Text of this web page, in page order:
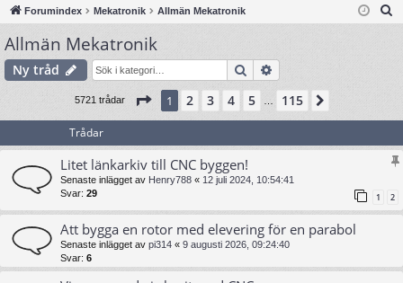
bb
lä
nk
eg
ori
er
ga m
Forumindex Mekatronik Allmän Mekatronik
Allmän Mekatronik
Ny tråd Sök
5721 trådar Sida 1av115
1 2 3 4 5 115
Trådar
Litet länkarkiv till CNC byggen!
Senaste inlägget av Henry788 « 12 juli 2024, 10:54:41
Svar: 29 1 2
Att bygga en rotor med elevering för en parabol
Senaste inlägget av pi314 « 9 augusti 2026, 09:24:40
Svar: 6